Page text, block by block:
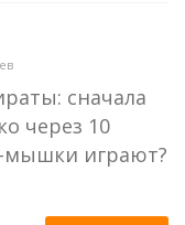
сначала
через 10
мышки играют?